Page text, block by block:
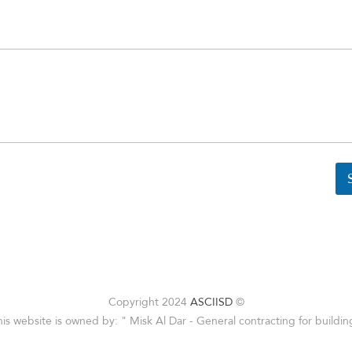
© Copyright 2024
ASCIISD
website is owned by: " Misk Al Dar - General contracting for